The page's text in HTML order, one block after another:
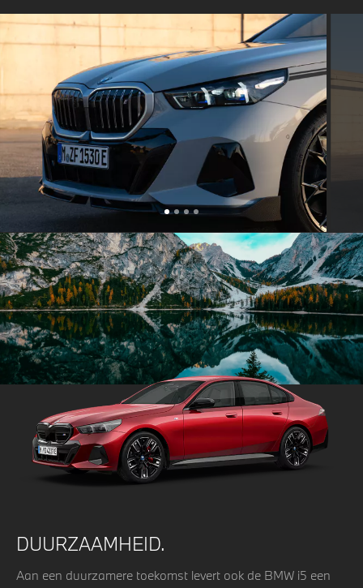
DUURZAAMHEID.
Aan een duurzamere toekomst levert ook de BMW i5 een